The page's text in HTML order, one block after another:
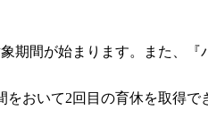
期間が始まります。また、
おいて2回目の育休を取得